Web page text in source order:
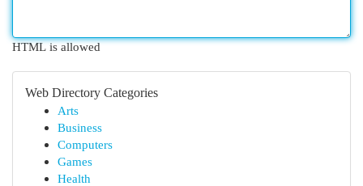
HTML is allowed
Web Directory Categories
Arts
Business
Computers
Games
Health